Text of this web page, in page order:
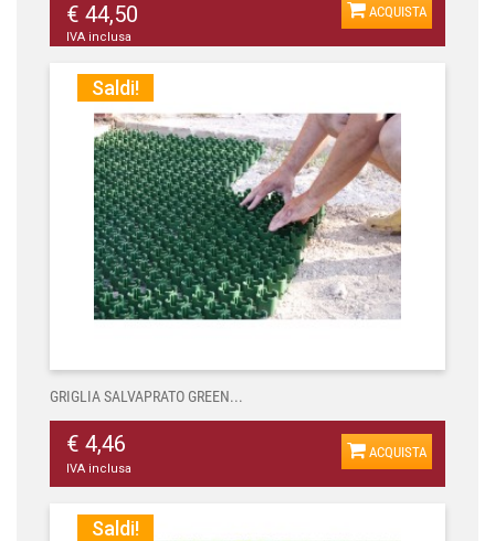
€ 44,50
IVA inclusa
ACQUISTA
Saldi!
GRIGLIA SALVAPRATO GREEN...
€ 4,46
IVA inclusa
ACQUISTA
Saldi!